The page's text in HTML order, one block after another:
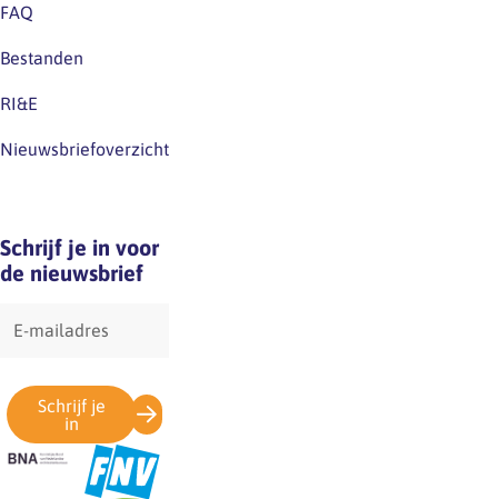
FAQ
Bestanden
RI&E
Nieuwsbriefoverzicht
Schrijf je in voor
de nieuwsbrief
mailadres
Schrijf je
in